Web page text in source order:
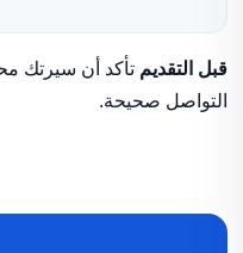
قبل التقديم تأكد أن سيرتك
التواصل صحيحة.